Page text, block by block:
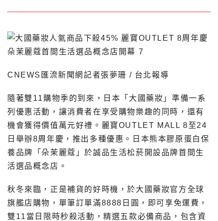
CNEWS匯流新聞網記者張夢珊 / 台北報導
隨著雙11購物季的到來，日本「大國藥妝」準備一系
列優惠活動，讓消費者在享受購物樂趣的同時，還有
機會獲得價值萬元好禮。麗寶OUTLET MALL 8至24
日舉辦8周年慶，推出多種優惠。日本熊本膠原蛋白保
養品牌「朵茉麗蔻」於誠品生活松菸開設品牌首間生
活選品概念店。
秋冬來臨，正是補貨的好時機，於大國藥妝官方全球
旗艦店購物，單筆訂單滿8888日圓，即可享免運費，
雙11當日限時秒殺活動，精選五款必備商品，包含資